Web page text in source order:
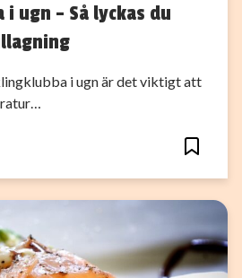
ugn – Så lyckas du
i ugn är det viktigt att